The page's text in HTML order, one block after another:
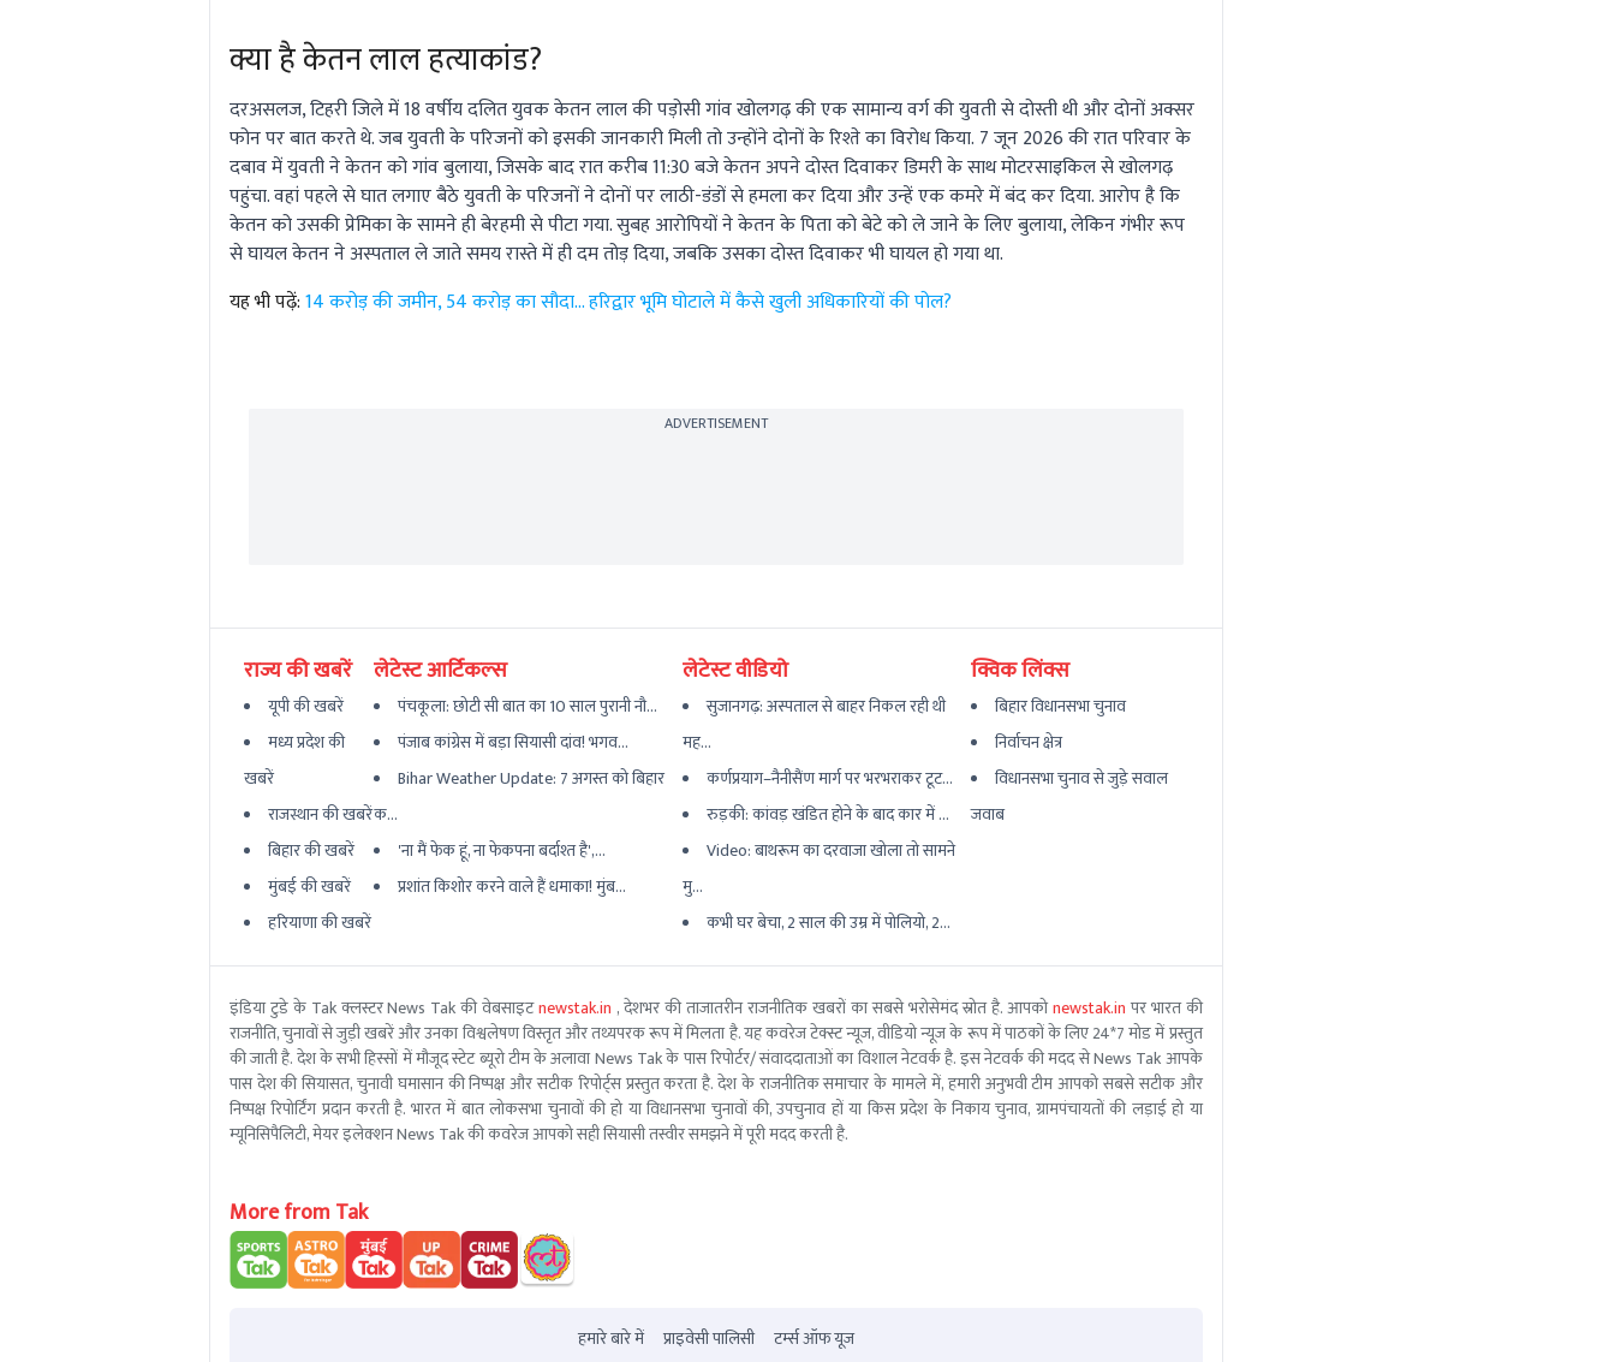
क्या है केतन लाल हत्याकांड?
दरअसलज, टिहरी जिले में 18 वर्षीय दलित युवक केतन लाल की पड़ोसी गांव खोलगढ़ की एक सामान्य वर्ग की युवती से दोस्ती थी और दोनों अक्सर
फोन पर बात करते थे. जब युवती के परिजनों को इसकी जानकारी मिली तो उन्होंने दोनों के रिश्ते का विरोध किया. 7 जून 2026 की रात परिवार के
दबाव में युवती ने केतन को गांव बुलाया, जिसके बाद रात करीब 11:30 बजे केतन अपने दोस्त दिवाकर डिमरी के साथ मोटरसाइकिल से खोलगढ़
पहुंचा. वहां पहले से घात लगाए बैठे युवती के परिजनों ने दोनों पर लाठी-डंडों से हमला कर दिया और उन्हें एक कमरे में बंद कर दिया. आरोप है कि
केतन को उसकी प्रेमिका के सामने ही बेरहमी से पीटा गया. सुबह आरोपियों ने केतन के पिता को बेटे को ले जाने के लिए बुलाया, लेकिन गंभीर रूप
से घायल केतन ने अस्पताल ले जाते समय रास्ते में ही दम तोड़ दिया, जबकि उसका दोस्त दिवाकर भी घायल हो गया था.
यह भी पढ़ें:14 करोड़ की जमीन, 54 करोड़ का सौदा... हरिद्वार भूमि घोटाले में कैसे खुली अधिकारियों की पोल?
ADVERTISEMENT
राज्य की खबरें
यूपी की खबरें
मध्य प्रदेश की
खबरें
राजस्थान की खबरें
बिहार की खबरें
मुंबई की खबरें
हरियाणा की खबरें
लेटेस्ट आर्टिकल्स
पंचकूला: छोटी सी बात का 10 साल पुरानी नौ...
पंजाब कांग्रेस में बड़ा सियासी दांव! भगव...
Bihar Weather Update: 7 अगस्त को बिहार
क...
'ना मैं फेक हूं, ना फेकपना बर्दाश्त है',...
प्रशांत किशोर करने वाले हैं धमाका! मुंब...
लेटेस्ट वीडियो
सुजानगढ़: अस्पताल से बाहर निकल रही थी
मह...
कर्णप्रयाग–नैनीसैंण मार्ग पर भरभराकर टूट...
रुड़की: कांवड़ खंडित होने के बाद कार में ...
Video: बाथरूम का दरवाजा खोला तो सामने
मु...
कभी घर बेचा, 2 साल की उम्र में पोलियो, 2...
क्विक लिंक्स
बिहार विधानसभा चुनाव
निर्वाचन क्षेत्र
विधानसभा चुनाव से जुड़े सवाल
जवाब
इंडिया टुडे के Tak क्लस्टर News Tak की वेबसाइटnewstak.in , देशभर की ताजातरीन राजनीतिक खबरों का सबसे भरोसेमंद स्रोत है. आपकोnewstak.in पर भारत की
राजनीति, चुनावों से जुड़ी खबरें और उनका विश्वलेषण विस्तृत और तथ्यपरक रूप में मिलता है. यह कवरेज टेक्स्ट न्यूज, वीडियो न्यूज के रूप में पाठकों के लिए 24*7 मोड में प्रस्तुत
की जाती है. देश के सभी हिस्सों में मौजूद स्टेट ब्यूरो टीम के अलावा News Tak के पास रिपोर्टर/ संवाददाताओं का विशाल नेटवर्क है. इस नेटवर्क की मदद से News Tak आपके
पास देश की सियासत, चुनावी घमासान की निष्पक्ष और सटीक रिपोर्ट्स प्रस्तुत करता है. देश के राजनीतिक समाचार के मामले में, हमारी अनुभवी टीम आपको सबसे सटीक और
निष्पक्ष रिपोर्टिंग प्रदान करती है. भारत में बात लोकसभा चुनावों की हो या विधानसभा चुनावों की, उपचुनाव हों या किस प्रदेश के निकाय चुनाव, ग्रामपंचायतों की लड़ाई हो या
म्यूनिसिपैलिटी, मेयर इलेक्शन News Tak की कवरेज आपको सही सियासी तस्वीर समझने में पूरी मदद करती है.
More from Tak
हमारे बारे में प्राइवेसी पालिसी टर्म्स ऑफ यूज